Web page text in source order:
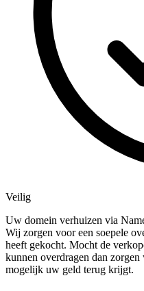
Veilig
Uw domein verhuizen via
Wij zorgen voor een soepele
heeft gekocht. Mocht de
kunnen overdragen dan
mogelijk uw geld terug krijgt.